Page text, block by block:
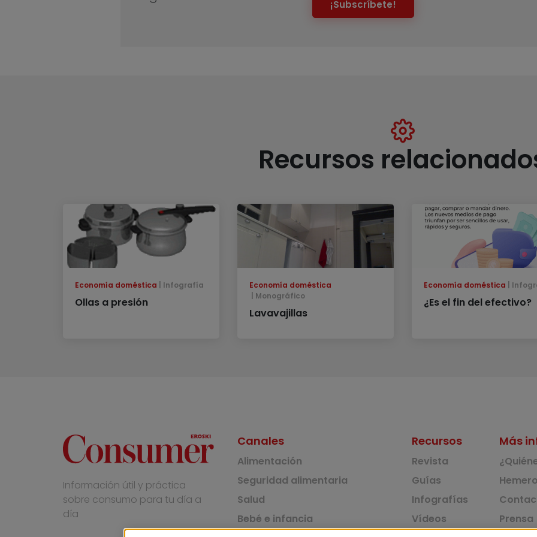
¡Subscríbete!
Recursos
Economía doméstica Infografía
Ollas a presión
Economía doméstica
Monográfico
Lavavajillas
Economía doméstica
¿Es el fin del efectivo?
Información útil y práctica
sobre consumo para tu día a
día
Canales
Alimentación
Seguridad alimentaria
Salud
Bebé e infancia
Recursos
Revista
Guías
Infografías
Vídeos
Más
Prensa